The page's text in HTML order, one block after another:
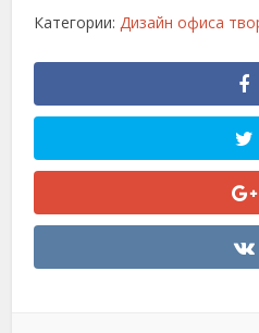
Категории:Дизайн офиса